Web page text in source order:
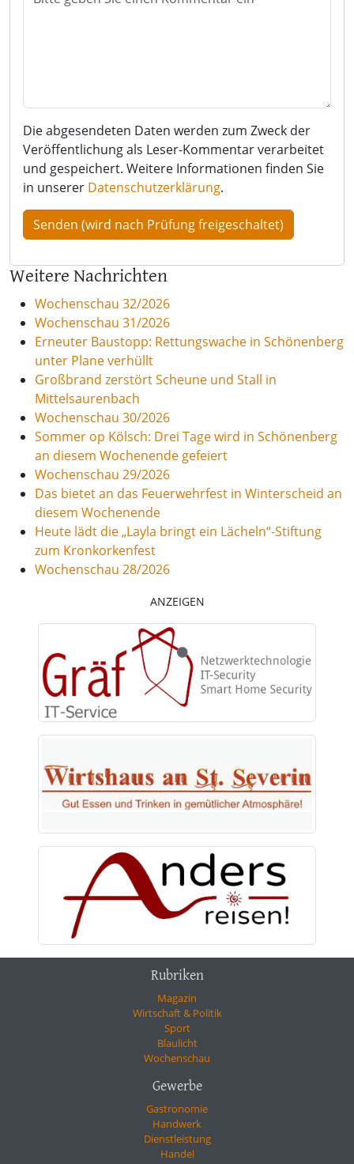
Die abgesendeten Daten werden zum Zweck der
Veröffentlichung als Leser-Kommentar verarbeitet
und gespeichert. Weitere Informationen finden Sie
in unserer Datenschutzerklärung.
Weitere Nachrichten
Wochenschau 32/2026
Wochenschau 31/2026
Erneuter Baustopp: Rettungswache in Schönenberg
unter Plane verhüllt
Großbrand zerstört Scheune und Stall in
Mittelsaurenbach
Wochenschau 30/2026
Sommer op Kölsch: Drei Tage wird in Schönenberg
an diesem Wochenende gefeiert
Wochenschau 29/2026
Das bietet an das Feuerwehrfest in Winterscheid an
diesem Wochenende
Heute lädt die „Layla bringt ein Lächeln“-Stiftung
zum Kronkorkenfest
Wochenschau 28/2026
ANZEIGEN
Rubriken
Magazin
Wirtschaft & Politik
Sport
Blaulicht
Wochenschau
Gewerbe
Gastronomie
Handwerk
Dienstleistung
Handel